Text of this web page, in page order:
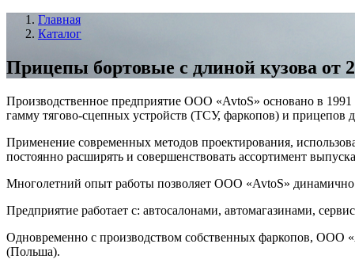
Главная
Каталог
Прицепы бортовые с длиной кузова от
Производственное предприятие ООО «AvtoS» основано в
гамму тягово-сцепных устройств (ТСУ, фаркопов) и прицепов
Применение современных методов проектирования,
постоянно расширять и совершенствовать ассортимент
Многолетний опыт работы позволяет ООО «AvtoS» динамично
Предприятие работает с: автосалонами, автомагазинами,
Одновременно с производством собственных фаркопов, ООО
(Польша).